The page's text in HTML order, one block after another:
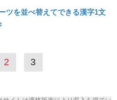
ツを並べ替えてできる漢字1文
2 3